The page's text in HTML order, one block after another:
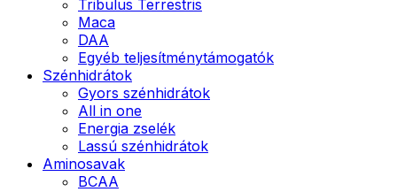
Tribulus Terrestris
Maca
DAA
Egyéb teljesítménytámogatók
Szénhidrátok
Gyors szénhidrátok
All in one
Energia zselék
Lassú szénhidrátok
Aminosavak
BCAA